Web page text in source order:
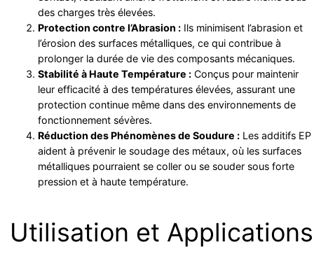
des charges très élevées.
Protection contre l’Abrasion : Ils minimisent l’abrasion et
l’érosion des surfaces métalliques, ce qui contribue à
prolonger la durée de vie des composants mécaniques.
Stabilité à Haute Température : Conçus pour maintenir
leur efficacité à des températures élevées, assurant une
protection continue même dans des environnements de
fonctionnement sévères.
Réduction des Phénomènes de Soudure : Les additifs EP
aident à prévenir le soudage des métaux, où les surfaces
métalliques pourraient se coller ou se souder sous forte
pression et à haute température.
Utilisation et Applications